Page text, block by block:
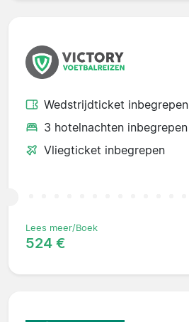
Wedstrijdticket inbegrepen
3 hotelnachten inbegrepen
Vliegticket inbegrepen
Lees meer/Boek
524 €